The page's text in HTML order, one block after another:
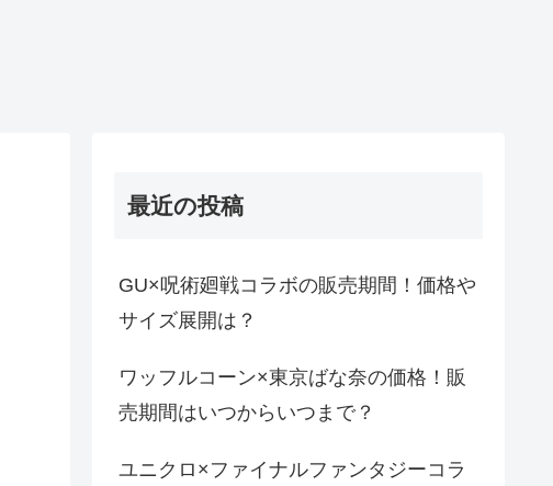
最近の投稿
GU×呪術廻戦コラボの販売期間！価格や
サイズ展開は？
ワッフルコーン×東京ばな奈の価格！販
売期間はいつからいつまで？
ユニクロ×ファイナルファンタジーコラ